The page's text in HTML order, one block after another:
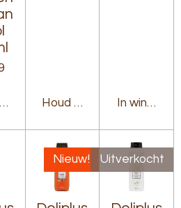
op de hoogte
Houd mij op de hoogte
In
Nieuw! Uitverkocht